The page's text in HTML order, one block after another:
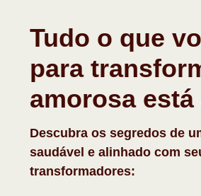
Tudo o que
para
amorosa está
Descubra os segredos de
saudável e alinhado com
transformadores: